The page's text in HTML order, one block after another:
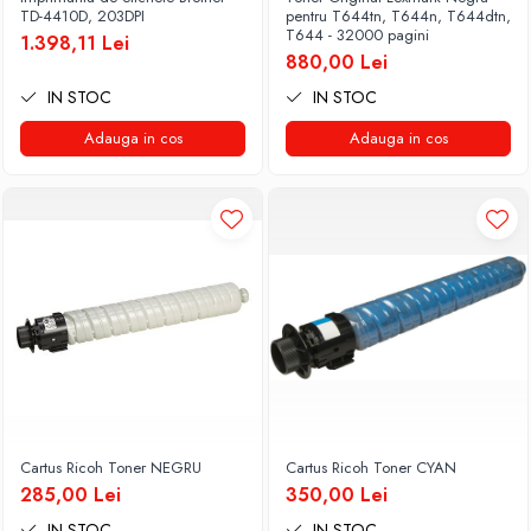
Docking stations
Genti Laptop
Standuri și Coolere Laptop
Calculatoare NOI
Calculatoare Mini NOI
Calculatoare RENEW
Calculatoare WORKSTATION
Componente PC NOI
TD-4410D, 203DPI
1.398,11 Lei
IN STOC
Adauga in cos
pentru T644tn, T644n, T644dtn,
T644 - 32000 pagini
880,00 Lei
IN STOC
Adauga in cos
Cartus Ricoh Toner NEGRU
285,00 Lei
Cartus Ricoh Toner CYAN
350,00 Lei